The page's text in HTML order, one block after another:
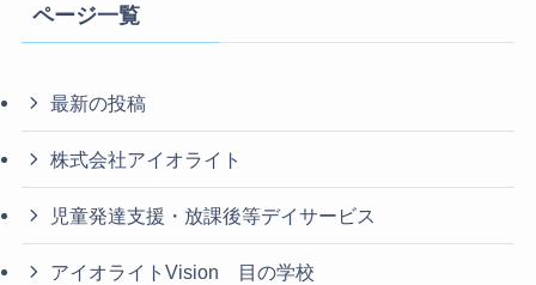
ページ一覧
最新の投稿
株式会社アイオライト
児童発達支援・放課後等デイサービス
アイオライトVision 目の学校